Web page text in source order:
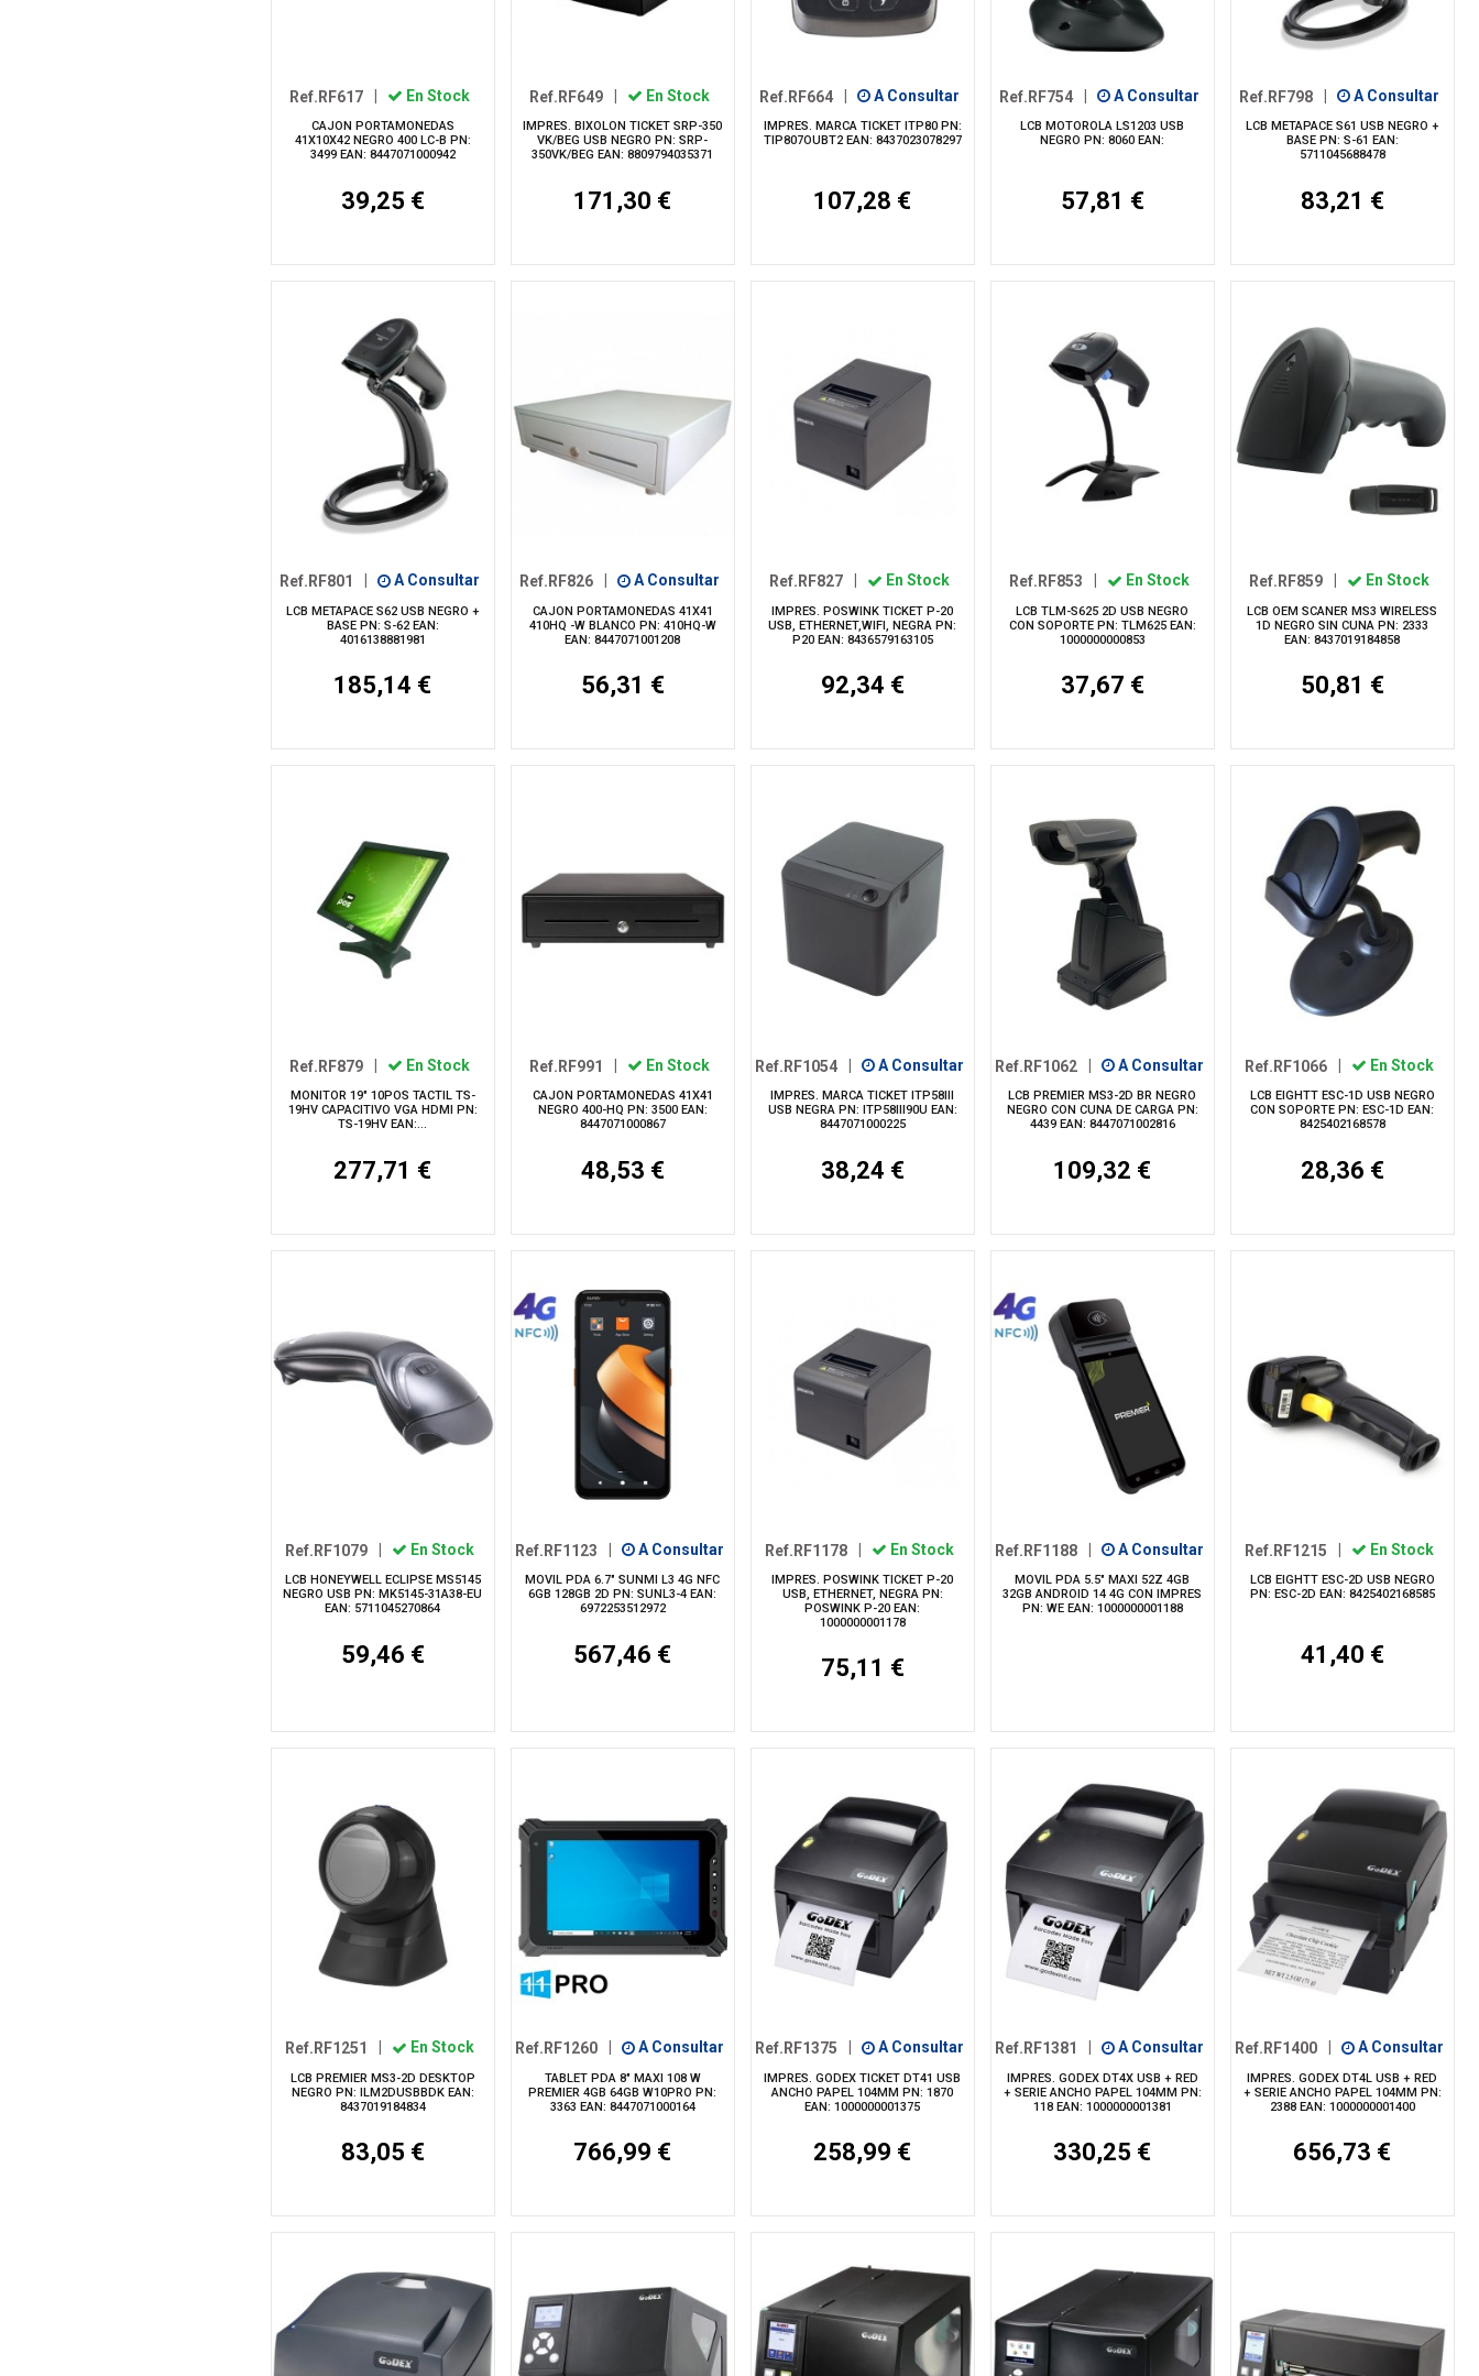
Ref.RF617 En Stock
CAJON PORTAMONEDAS
41X10X42 NEGRO 400 LC-B PN:
3499 EAN: 8447071000942
39,25 €
Ref.RF649 En Stock
IMPRES. BIXOLON TICKET SRP-350
VK/BEG USB NEGRO PN: SRP-
350VK/BEG EAN: 8809794035371
171,30 €
Ref.RF664 A Consultar
IMPRES. MARCA TICKET ITP80 PN:
TIP807OUBT2 EAN: 8437023078297
107,28 €
Ref.RF754 A Consultar
LCB MOTOROLA LS1203 USB
NEGRO PN: 8060 EAN:
57,81 €
Ref.RF798 A Consultar
LCB METAPACE S61 USB NEGRO +
BASE PN: S-61 EAN:
5711045688478
83,21 €
Ref.RF801 A Consultar
LCB METAPACE S62 USB NEGRO +
BASE PN: S-62 EAN:
4016138881981
185,14 €
Ref.RF826 A Consultar
CAJON PORTAMONEDAS 41X41
410HQ -W BLANCO PN: 410HQ-W
EAN: 8447071001208
56,31 €
Ref.RF827 En Stock
IMPRES. POSWINK TICKET P-20
USB, ETHERNET,WIFI, NEGRA PN:
P20 EAN: 8436579163105
92,34 €
Ref.RF853 En Stock
LCB TLM-S625 2D USB NEGRO
CON SOPORTE PN: TLM625 EAN:
1000000000853
37,67 €
Ref.RF859 En Stock
LCB OEM SCANER MS3 WIRELESS
1D NEGRO SIN CUNA PN: 2333
EAN: 8437019184858
50,81 €
Ref.RF879 En Stock
MONITOR 19" 10POS TACTIL TS-
19HV CAPACITIVO VGA HDMI PN:
TS-19HV EAN:...
277,71 €
Ref.RF991 En Stock
CAJON PORTAMONEDAS 41X41
NEGRO 400-HQ PN: 3500 EAN:
8447071000867
48,53 €
Ref.RF1054 A Consultar
IMPRES. MARCA TICKET ITP58III
USB NEGRA PN: ITP58III90U EAN:
8447071000225
38,24 €
Ref.RF1062 A Consultar
LCB PREMIER MS3-2D BR NEGRO
NEGRO CON CUNA DE CARGA PN:
4439 EAN: 8447071002816
109,32 €
Ref.RF1066 En Stock
LCB EIGHTT ESC-1D USB NEGRO
CON SOPORTE PN: ESC-1D EAN:
8425402168578
28,36 €
Ref.RF1079 En Stock
LCB HONEYWELL ECLIPSE MS5145
NEGRO USB PN: MK5145-31A38-EU
EAN: 5711045270864
59,46 €
Ref.RF1123 A Consultar
MOVIL PDA 6.7" SUNMI L3 4G NFC
6GB 128GB 2D PN: SUNL3-4 EAN:
6972253512972
567,46 €
Ref.RF1178 En Stock
IMPRES. POSWINK TICKET P-20
USB, ETHERNET, NEGRA PN:
POSWINK P-20 EAN:
1000000001178
75,11 €
Ref.RF1188 A Consultar
MOVIL PDA 5.5" MAXI 52Z 4GB
32GB ANDROID 14 4G CON IMPRES
PN: WE EAN: 1000000001188
Ref.RF1215 En Stock
LCB EIGHTT ESC-2D USB NEGRO
PN: ESC-2D EAN: 8425402168585
41,40 €
Ref.RF1251 En Stock
LCB PREMIER MS3-2D DESKTOP
NEGRO PN: ILM2DUSBBDK EAN:
8437019184834
83,05 €
Ref.RF1260 A Consultar
TABLET PDA 8" MAXI 108 W
PREMIER 4GB 64GB W10PRO PN:
3363 EAN: 8447071000164
766,99 €
Ref.RF1375 A Consultar
IMPRES. GODEX TICKET DT41 USB
ANCHO PAPEL 104MM PN: 1870
EAN: 1000000001375
258,99 €
Ref.RF1381 A Consultar
IMPRES. GODEX DT4X USB + RED
+ SERIE ANCHO PAPEL 104MM PN:
118 EAN: 1000000001381
330,25 €
Ref.RF1400 A Consultar
IMPRES. GODEX DT4L USB + RED
+ SERIE ANCHO PAPEL 104MM PN:
2388 EAN: 1000000001400
656,73 €